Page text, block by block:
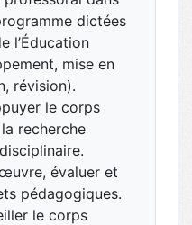
dictées
l’Éducation
mise en
révision).
le corps
recherche
évaluer et
pédagogiques.
le corps